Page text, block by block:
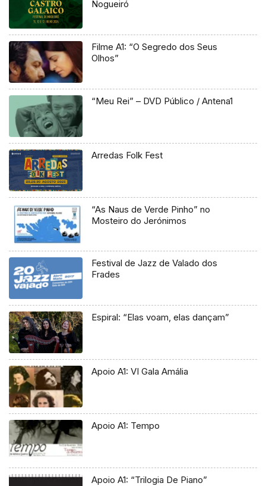
Nogueiró
Filme A1: “O Segredo dos Seus
Olhos”
“Meu Rei” – DVD Público / Antena1
Arredas Folk Fest
“As Naus de Verde Pinho” no
Mosteiro do Jerónimos
Festival de Jazz de Valado dos
Frades
Espiral: “Elas voam, elas dançam”
Apoio A1: VI Gala Amália
Apoio A1: Tempo
Apoio A1: “Trilogia De Piano”